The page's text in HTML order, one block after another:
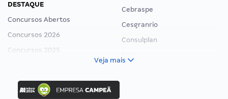
DESTAQUE
Concursos Abertos
Concursos 2026
Concursos 2025
Concurso Ibama
Concurso MPU
Cebraspe
Cesgranrio
Consulplan
Veja mais